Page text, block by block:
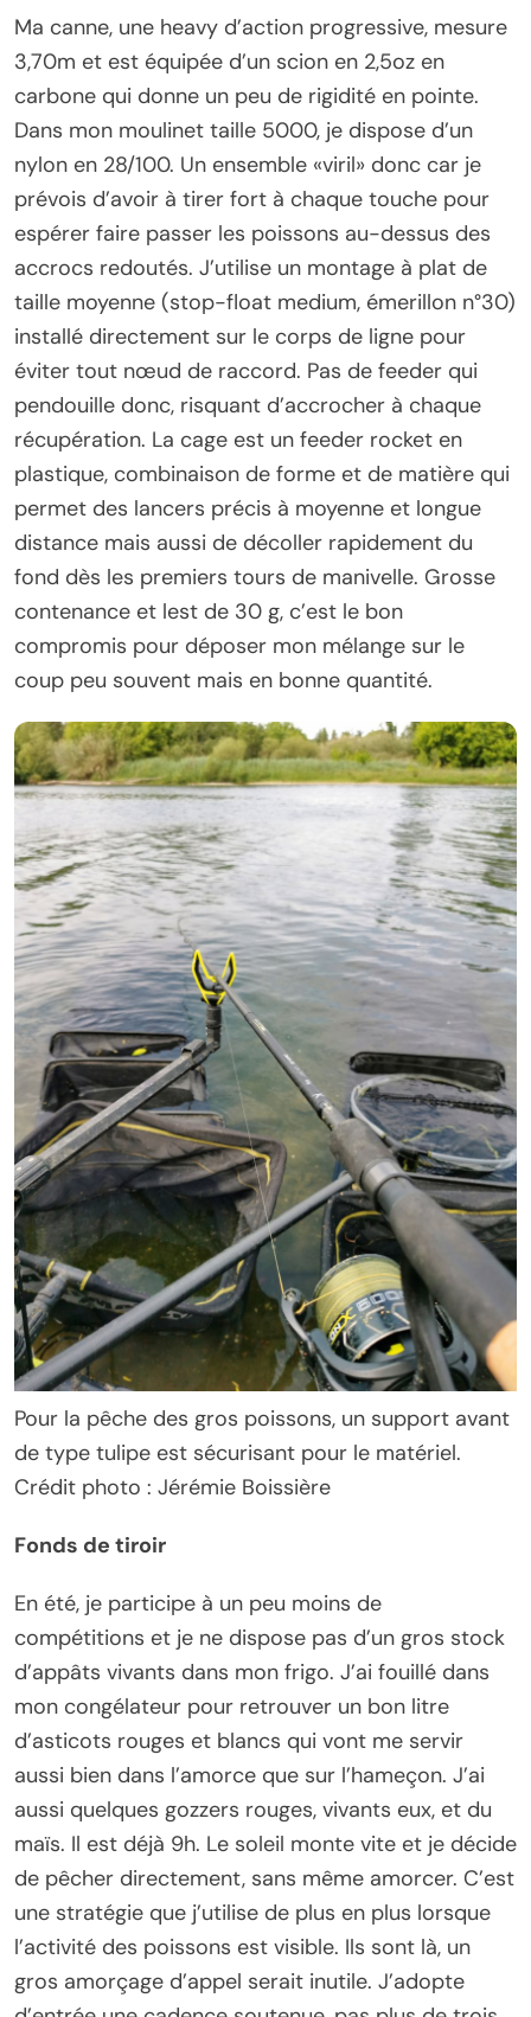
Ma canne, une heavy d’action progressive, mesure
3,70m et est équipée d’un scion en 2,5oz en
carbone qui donne un peu de rigidité en pointe.
Dans mon moulinet taille 5000, je dispose d’un
nylon en 28/100. Un ensemble «viril» donc car je
prévois d’avoir à tirer fort à chaque touche pour
espérer faire passer les poissons au-dessus des
accrocs redoutés. J’utilise un montage à plat de
taille moyenne (stop-float medium, émerillon n°30)
installé directement sur le corps de ligne pour
éviter tout nœud de raccord. Pas de feeder qui
pendouille donc, risquant d’accrocher à chaque
récupération. La cage est un feeder rocket en
plastique, combinaison de forme et de matière qui
permet des lancers précis à moyenne et longue
distance mais aussi de décoller rapidement du
fond dès les premiers tours de manivelle. Grosse
contenance et lest de 30 g, c’est le bon
compromis pour déposer mon mélange sur le
coup peu souvent mais en bonne quantité.
Pour la pêche des gros poissons, un support avant
de type tulipe est sécurisant pour le matériel.
Crédit photo : Jérémie Boissière
Fonds de tiroir
En été, je participe à un peu moins de
compétitions et je ne dispose pas d’un gros stock
d’appâts vivants dans mon frigo. J’ai fouillé dans
mon congélateur pour retrouver un bon litre
d’asticots rouges et blancs qui vont me servir
aussi bien dans l’amorce que sur l’hameçon. J’ai
aussi quelques gozzers rouges, vivants eux, et du
maïs. Il est déjà 9h. Le soleil monte vite et je décide
de pêcher directement, sans même amorcer. C’est
une stratégie que j’utilise de plus en plus lorsque
l’activité des poissons est visible. Ils sont là, un
gros amorçage d’appel serait inutile. J’adopte